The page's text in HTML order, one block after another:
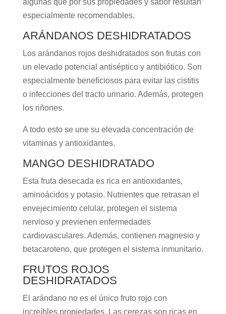
especialmente recomendables.
ARÁNDANOS DESHIDRATADOS
Los arándanos rojos deshidratados son frutas con
un elevado potencial antiséptico y antibiótico. Son
especialmente beneficiosos para evitar las cistitis
o infecciones del tracto urinario. Además, protegen
los riñones.
A todo esto se une su elevada concentración de
vitaminas y antioxidantes.
MANGO DESHIDRATADO
Esta fruta desecada es rica en antioxidantes,
aminoácidos y potasio. Nutrientes que retrasan el
envejecimiento celular, protegen el sistema
nervioso y previenen enfermedades
cardiovasculares. Además, contienen magnesio y
betacaroteno, que protegen el sistema inmunitario.
FRUTOS ROJOS
DESHIDRATADOS
El arándano no es el único fruto rojo con
increíbles propiedades. Las cerezas son ricas en